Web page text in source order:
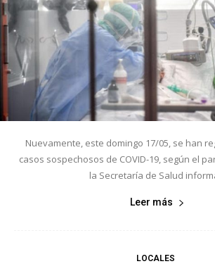
Nuevamente, este domingo 17/05, se han
casos sospechosos de COVID-19, según el
la Secretaría de Salud
Leer más
LOCALES